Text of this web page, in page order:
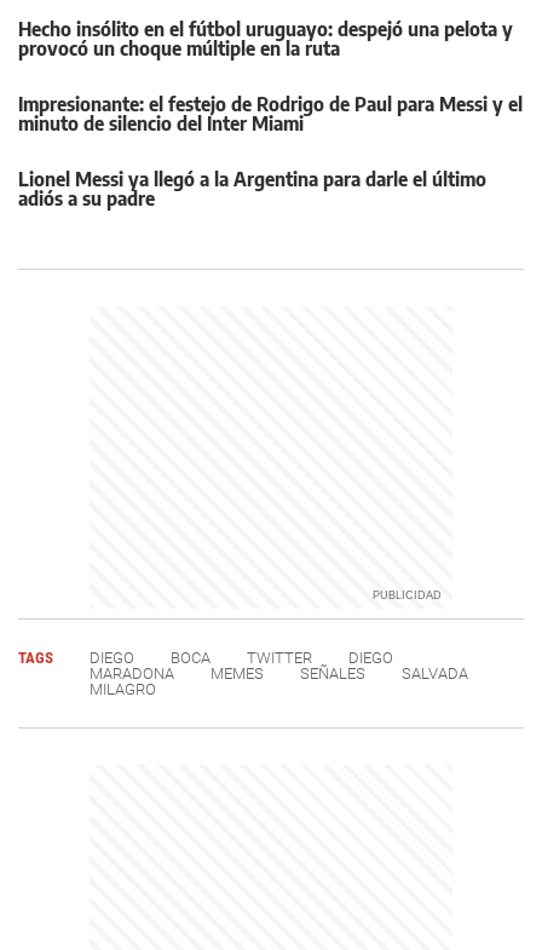
Hecho insólito en el fútbol uruguayo: despejó una pelota y
provocó un choque múltiple en la ruta
Impresionante: el festejo de Rodrigo de Paul para Messi y el
minuto de silencio del Inter Miami
Lionel Messi ya llegó a la Argentina para darle el último
adiós a su padre
TAGS DIEGO BOCA TWITTER
DIEGO
MARADONA
MEMES SEÑALES
SALVADA
MILAGRO